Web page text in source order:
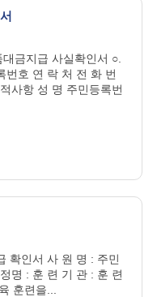
금지급 사실확인서 ○.
번호 연 락 처 전 화 번
사항 성 명 주민등록번
확인서 사 원 명 : 주민
명 : 훈 련 기 관 : 훈 련
훈련을...